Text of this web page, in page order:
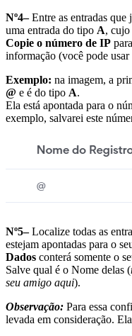
Nº4–Entre as entradas que
uma entrada do tipo A, cujo
Copie o número de IP
informação (você pode
Exemplo: na imagem, a
@ e é do tipo A.
Ela está apontada para o
exemplo, salvarei este
Nº5–Localize todas as
estejam apontadas para o
Dados conterá somente o
Salve qual é o Nome delas (
seu amigo aqui).
Observação: Para essa
levada em consideração.